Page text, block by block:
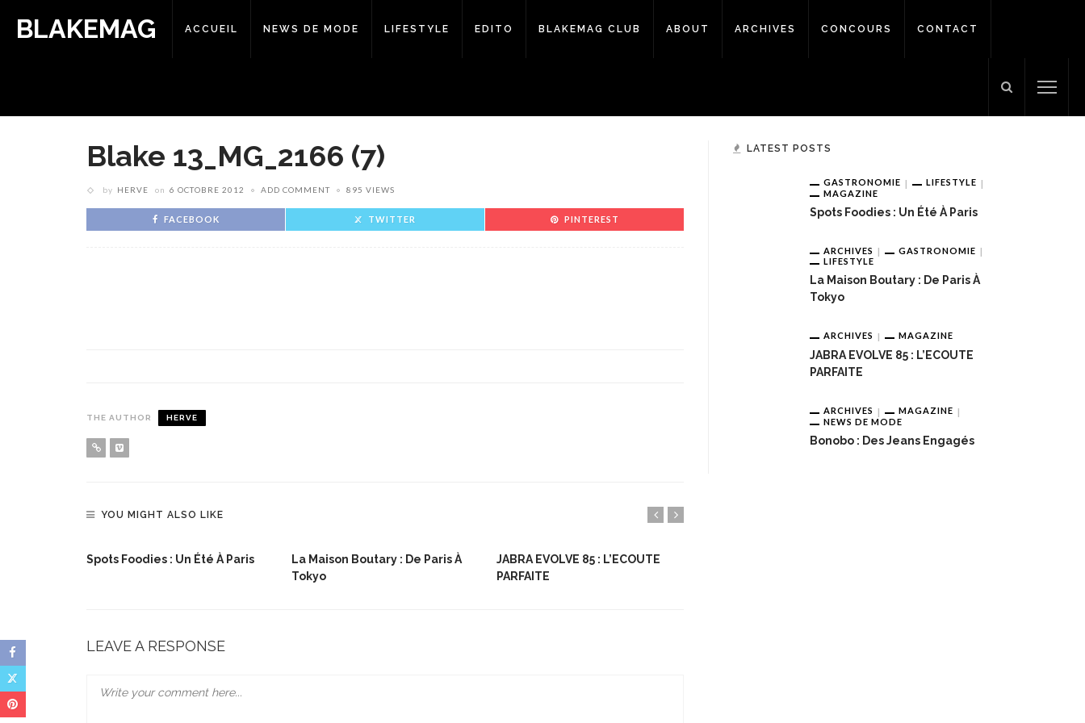
BLAKEMAG ACCUEIL NEWS DE MODE LIFESTYLE EDITO BLAKEMAG CLUB ABOUT ARCHIVES CONCOURS CONTACT
Blake 13_MG_2166 (7)
by HERVE on 6 OCTOBRE 2012 ADD COMMENT 895 VIEWS
FACEBOOK TWITTER PINTEREST
THE AUTHOR HERVE
YOU MIGHT ALSO LIKE
Spots Foodies : Un Été À Paris
La Maison Boutary : De Paris À
Tokyo
JABRA EVOLVE 85 : L’ECOUTE
PARFAITE
LEAVE A RESPONSE
LATEST POSTS
GASTRONOMIE
LIFESTYLE
MAGAZINE
Spots Foodies : Un Été À Paris
ARCHIVES
GASTRONOMIE
LIFESTYLE
La Maison Boutary : De Paris À
Tokyo
ARCHIVES MAGAZINE
JABRA EVOLVE 85 : L’ECOUTE
PARFAITE
ARCHIVES
MAGAZINE
NEWS DE MODE
Bonobo : Des Jeans Engagés